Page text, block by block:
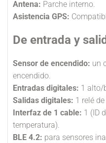
Antena: Parche interno.
Asistencia GPS:
De entrada y
Sensor de encendido: un
encendido.
Entradas digitales: 1 alto/
Salidas digitales: 1 relé
Interfaz de 1 cable: 1 (ID
temperatura).
BLE 4.2: para sensores